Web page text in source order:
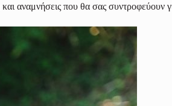
αναμνήσεις που θα σας συντροφεύουν